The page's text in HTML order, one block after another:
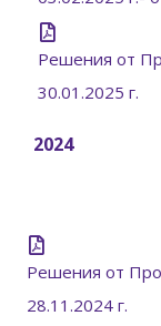
Решения от
30.01.2025 г.
2024
Решения от
28.11.2024 г.